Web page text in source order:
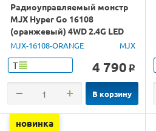
Радиоуправляемый монстр
MJX Hyper Go 16108
(оранжевый) 4WD 2.4G LED
1/16 RTR
MJX-16108-ORANGE MJX
Т 4 790 o
В корзину
новинка